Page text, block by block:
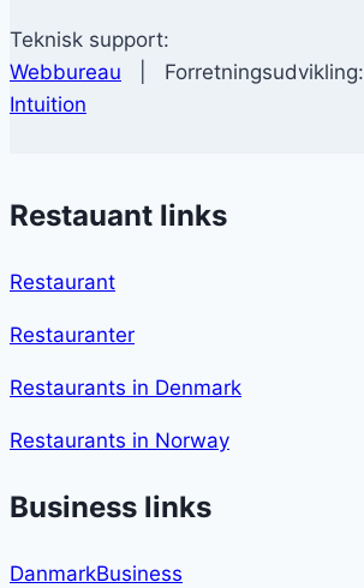
Teknisk support:
Webbureau | Forretningsudvikling:
Intuition
Restauant links
Restaurant
Restauranter
Restaurants in Denmark
Restaurants in Norway
Business links
DanmarkBusiness